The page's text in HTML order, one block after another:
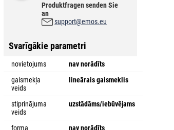
Produktfragen senden Sie
an
support@emos.eu
Svarīgākie parametri
novietojums
nav norādīts
gaismekļa
veids
lineārais gaismeklis
stiprinājuma
veids
uzstādāms/iebūvējams
forma
nav norādīts